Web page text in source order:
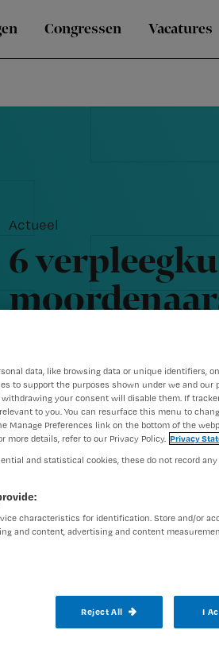
Congressen Vacatures
Actueel
6
Auteur:Rhijja Jansen1 september
artikel lezen?
op dit moment
vermoorden van 84
data, like browsing data or unique identifiers,
to support the purposes shown under we and our
your consent will disable them. If
to you. You can resurface this menu to
Preferences link on the bottom of the
details, refer to our Privacy Policy. Privacy
and statistical cookies, these do not record
characteristics for identification. Store and/or
and content, advertising and content
Reject All I